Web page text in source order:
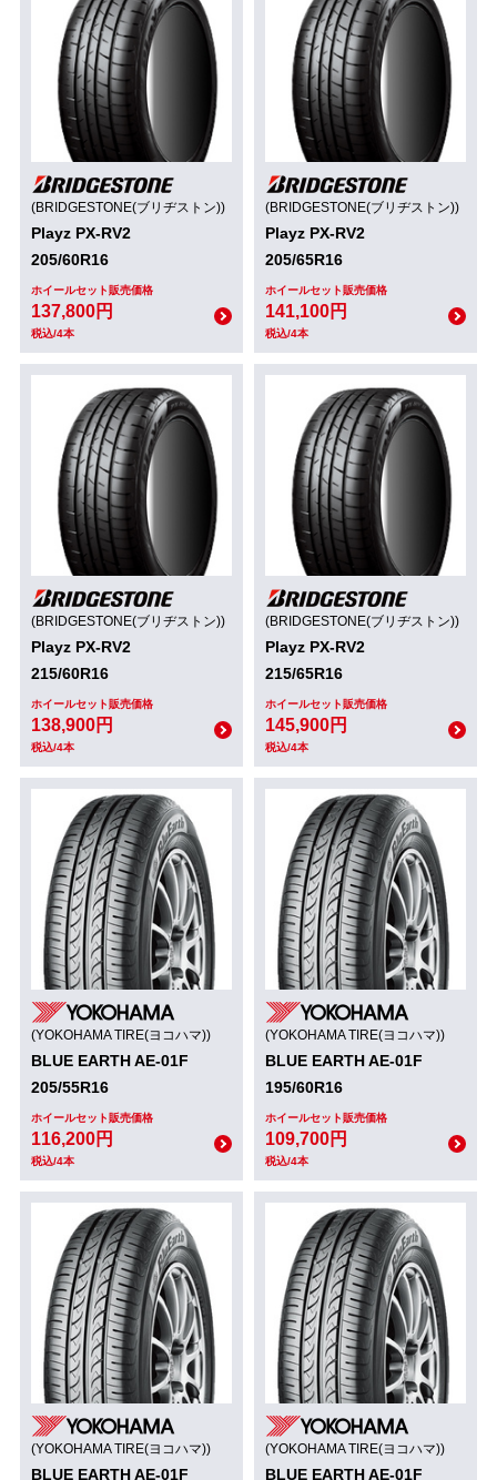
(BRIDGESTONE(ブリヂストン))
Playz PX-RV2
205/60R16
ホイールセット販売価格
137,800円
税込/4本
(BRIDGESTONE(ブリヂストン))
Playz PX-RV2
205/65R16
ホイールセット販売価格
141,100円
税込/4本
(BRIDGESTONE(ブリヂストン))
Playz PX-RV2
215/60R16
ホイールセット販売価格
138,900円
税込/4本
(BRIDGESTONE(ブリヂストン))
Playz PX-RV2
215/65R16
ホイールセット販売価格
145,900円
税込/4本
(YOKOHAMA TIRE(ヨコハマ))
BLUE EARTH AE-01F
205/55R16
ホイールセット販売価格
116,200円
税込/4本
(YOKOHAMA TIRE(ヨコハマ))
BLUE EARTH AE-01F
195/60R16
ホイールセット販売価格
109,700円
税込/4本
(YOKOHAMA TIRE(ヨコハマ))
BLUE EARTH AE-01F
(YOKOHAMA TIRE(ヨコハマ))
BLUE EARTH AE-01F